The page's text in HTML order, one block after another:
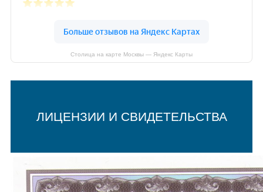
Столица на карте Москвы — Яндекс Карты
ЛИЦЕНЗИИ И СВИДЕТЕЛЬСТВА